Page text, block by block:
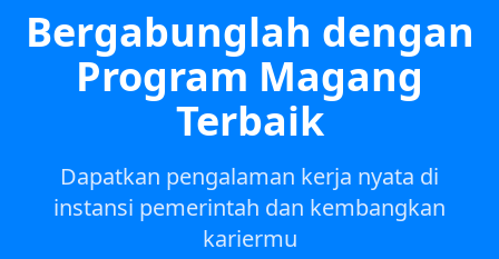
Bergabunglah dengan
Program Magang
Terbaik
Dapatkan pengalaman kerja nyata di
instansi pemerintah dan kembangkan
kariermu